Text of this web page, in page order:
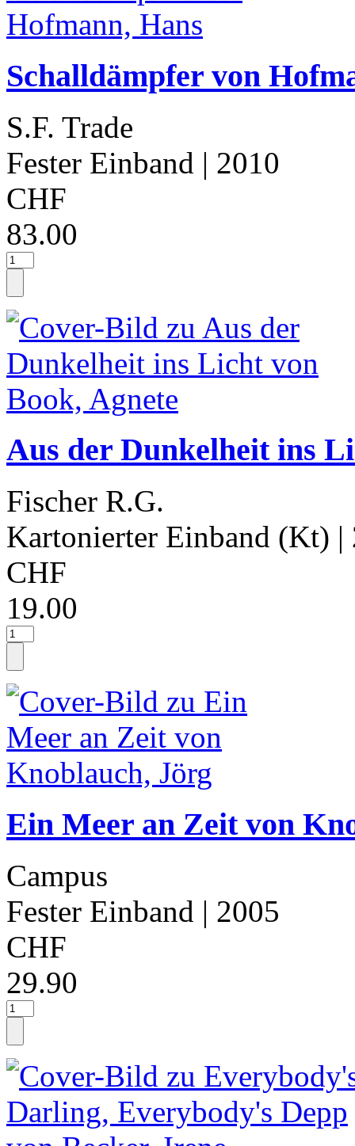
Schalldämpfer von
S.F. Trade
Fester Einband | 2010
CHF
83.00
Aus der Dunkelheit ins
Fischer R.G.
Kartonierter Einband (Kt) |
CHF
19.00
Ein Meer an Zeit von
Campus
Fester Einband | 2005
CHF
29.90